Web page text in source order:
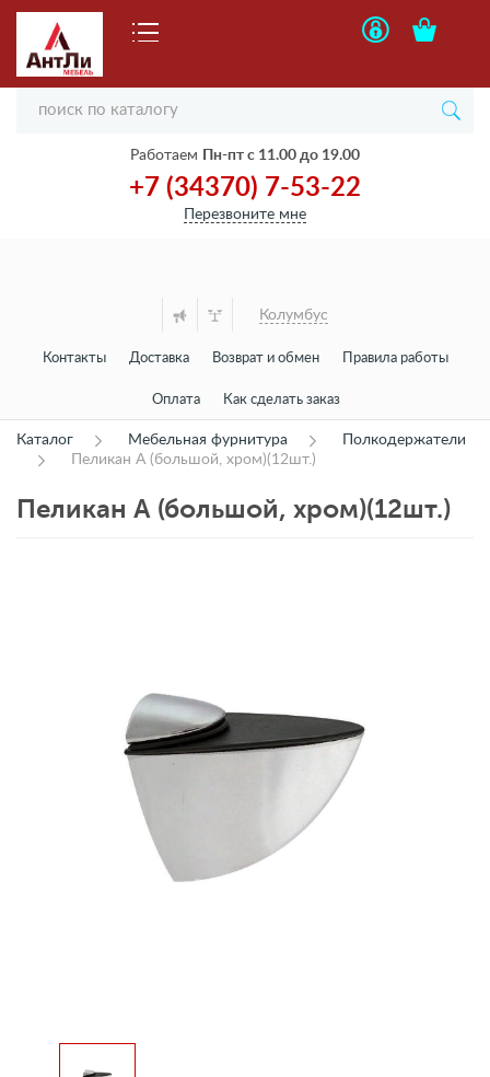
Работаем Пн-пт с 11.00 до 19.00
+7 (34370) 7-53-22
Перезвоните мне
Колумбус
Контакты Доставка Возврат и обмен Правила работы
Оплата Как сделать заказ
Каталог Мебельная фурнитура
Полкодержатели
Пеликан А (большой, хром)(12шт.)
Пеликан А (большой, хром)(12шт.)